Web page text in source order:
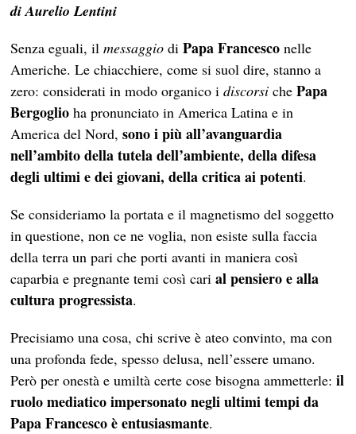
di Aurelio Lentini
Senza eguali, ilmessaggio di Papa Francesco nelle
Americhe. Le chiacchiere, come si suol dire, stanno a
zero: considerati in modo organico idiscorsi chePapa
Bergoglio ha pronunciato in America Latina e in
America del Nord,sono i più all’avanguardia
nell’ambito della tutela dell’ambiente, della difesa
degli ultimi e dei giovani, della critica ai potenti.
Se consideriamo la portata e il magnetismo del soggetto
in questione, non ce ne voglia, non esiste sulla faccia
della terra un pari che porti avanti in maniera così
caparbia e pregnante temi così cari al pensiero e alla
cultura progressista.
Precisiamo una cosa, chi scrive è ateo convinto, ma con
una profonda fede, spesso delusa, nell’essere umano.
Però per onestà e umiltà certe cose bisogna ammetterle: il
ruolo mediatico impersonato negli ultimi tempi da
Papa Francesco è entusiasmante.